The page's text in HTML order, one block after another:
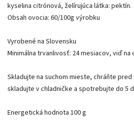
kyselina citrónová, želírujúca látka: pektín.
Obsah ovocia: 60/100g výrobku
Vyrobené na Slovensku
Minimálna trvanlivosť: 24 mesiacov, viď na
Skladujte na suchom mieste, chráňte
skladujte v chladničke a spotrebujte do 5
Energetická hodnota 100 g